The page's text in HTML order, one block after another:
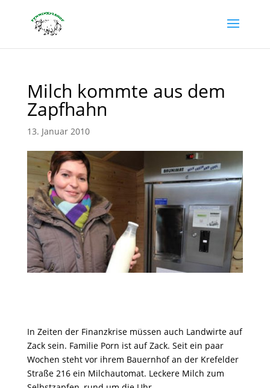
Milch kommte aus dem
Zapfhahn
13. Januar 2010
In Zeiten der Finanzkrise müssen auch Landwirte auf
Zack sein. Familie Porn ist auf Zack. Seit ein paar
Wochen steht vor ihrem Bauernhof an der Krefelder
Straße 216 ein Milchautomat. Leckere Milch zum